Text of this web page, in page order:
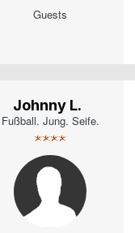
Guests
Johnny L.
Fußball. Jung. Seife.